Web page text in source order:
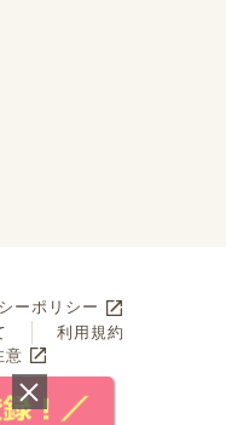
ーポリシー
利用規約
意